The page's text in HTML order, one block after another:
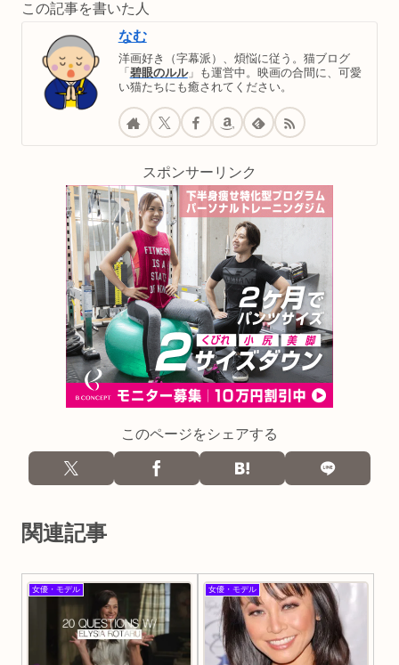
この記事を書いた人
なむ
洋画好き（字幕派）、煩悩に従う。猫ブログ
「 碧眼のルル」も運営中。映画の合間に、可愛
い猫たちにも癒されてください。
スポンサーリンク
このページをシェアする
関連記事
女優・モデル 女優・モデル